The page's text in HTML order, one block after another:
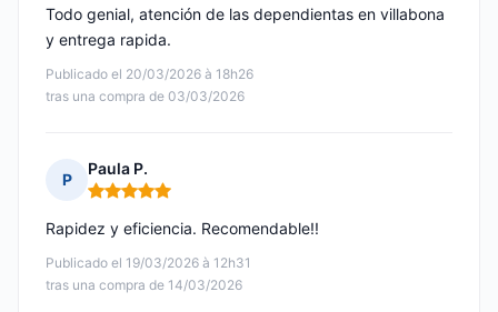
Publicado el 20/03/2026 à 18h26
tras una compra de 03/03/2026
Todo genial, atención de las dependientas en villabona
y entrega rapida.
P
Paula P.
Nota: 5 de 5
Publicado el 19/03/2026 à 12h31
tras una compra de 14/03/2026
Rapidez y eficiencia. Recomendable!!